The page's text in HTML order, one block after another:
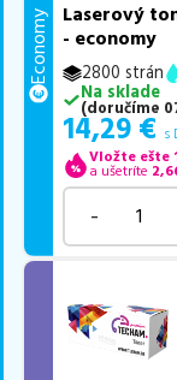
Economy
Laserový
- economy
2800 strán
Na sklade
(doručíme
14,29 € s
Vložte ešte
a ušetríte
-